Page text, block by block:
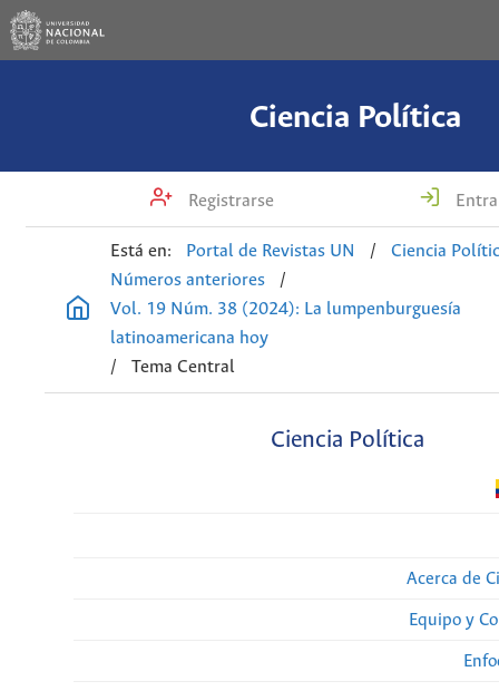
Ciencia Política
Registrarse
Está en: Portal de Revistas UN /
Ciencia
Números anteriores
/
Vol. 19 Núm. 38 (2024): La lumpenburguesía
latinoamericana hoy
/
Tema Central
Ciencia Política
Acerca de
Equipo y